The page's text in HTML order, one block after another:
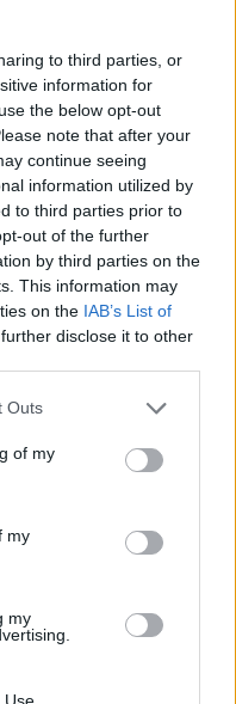
to third parties, or
information for
the below opt-out
note that after your
continue seeing
information utilized by
to third parties prior to
out of the further
by third parties on the
This information may
on the IAB’s List of
disclose it to other
Outs
of my
my
my
danse, lui a valu une
femmea commencé à
évidente.
dûavoir recours à une
si mauvais pour notre
cheveux,Christine
quelques règles à
les cheveux quand ils
de nos buns !Et puis,